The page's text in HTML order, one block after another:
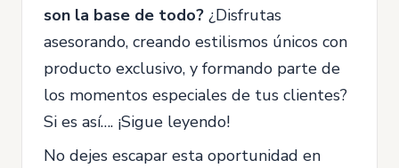
son la base de todo? ¿Disfrutas
asesorando, creando estilismos únicos con
producto exclusivo, y formando parte de
los momentos especiales de tus clientes?
Si es así…. ¡Sigue leyendo!
No dejes escapar esta oportunidad en